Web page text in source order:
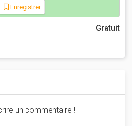
Enregistrer
Gratuit
un commentaire !